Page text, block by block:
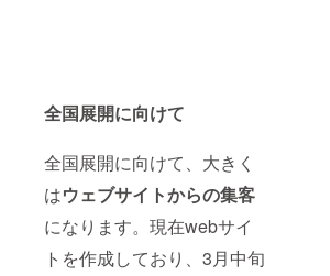
全国展開に向けて
全国展開に向けて、大きく
はウェブサイトからの集客
になります。現在webサイ
トを作成しており、3月中旬